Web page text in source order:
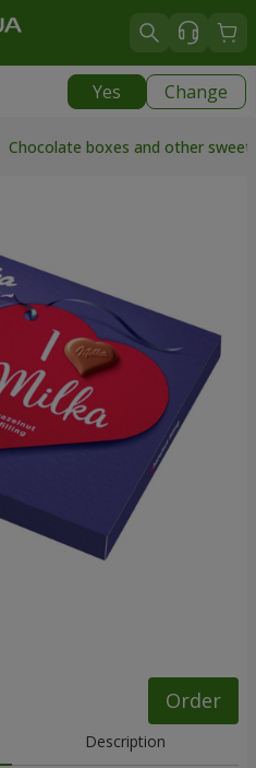
Yes Change
Chocolate boxes and other
Order
Description